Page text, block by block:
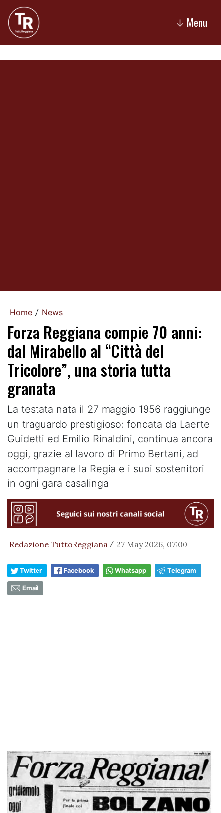
↓ Menu
Home / News
Forza Reggiana compie 70 anni:
dal Mirabello al “Città del
Tricolore”, una storia tutta
granata
La testata nata il 27 maggio 1956 raggiunge
un traguardo prestigioso: fondata da Laerte
Guidetti ed Emilio Rinaldini, continua ancora
oggi, grazie al lavoro di Primo Bertani, ad
accompagnare la Regia e i suoi sostenitori
in ogni gara casalinga
Redazione TuttoReggiana / 27 May 2026, 07:00
Twitter Facebook Whatsapp Telegram
Email